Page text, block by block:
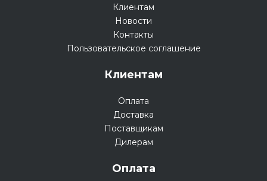
Клиентам
Новости
Контакты
Пользовательское соглашение
Клиентам
Оплата
Доставка
Поставщикам
Дилерам
Оплата